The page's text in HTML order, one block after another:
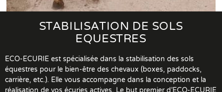
STABILISATION DE SOLS
EQUESTRES
ECO-ECURIE est spécialisée dans la stabilisation des sols
équestres pour le bien-être des chevaux (boxes, paddocks,
carrière, etc.). Elle vous accompagne dans la conception et la